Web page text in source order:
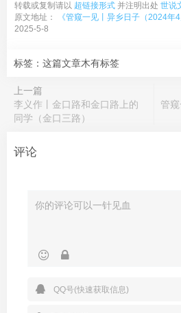
转载或复制请以 超链接形式 并注明出处 世说
原文地址：
《管窥一见丨异乡日子（2024年
2025-5-8
标签：这篇文章木有标签
上一篇
李义作丨金口路和金口路上的
同学（金口三路）
管
评论